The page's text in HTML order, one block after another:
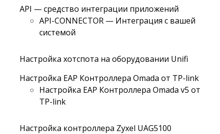
API — средство интеграции приложений
API-CONNECTOR — Интеграция с вашей
системой
Настройка хотспота на оборудовании Unifi
Настройка EAP Контроллера Omada от TP-link
Настройка EAP Контроллера Omada v5 от
TP-link
Настройка контроллера Zyxel UAG5100